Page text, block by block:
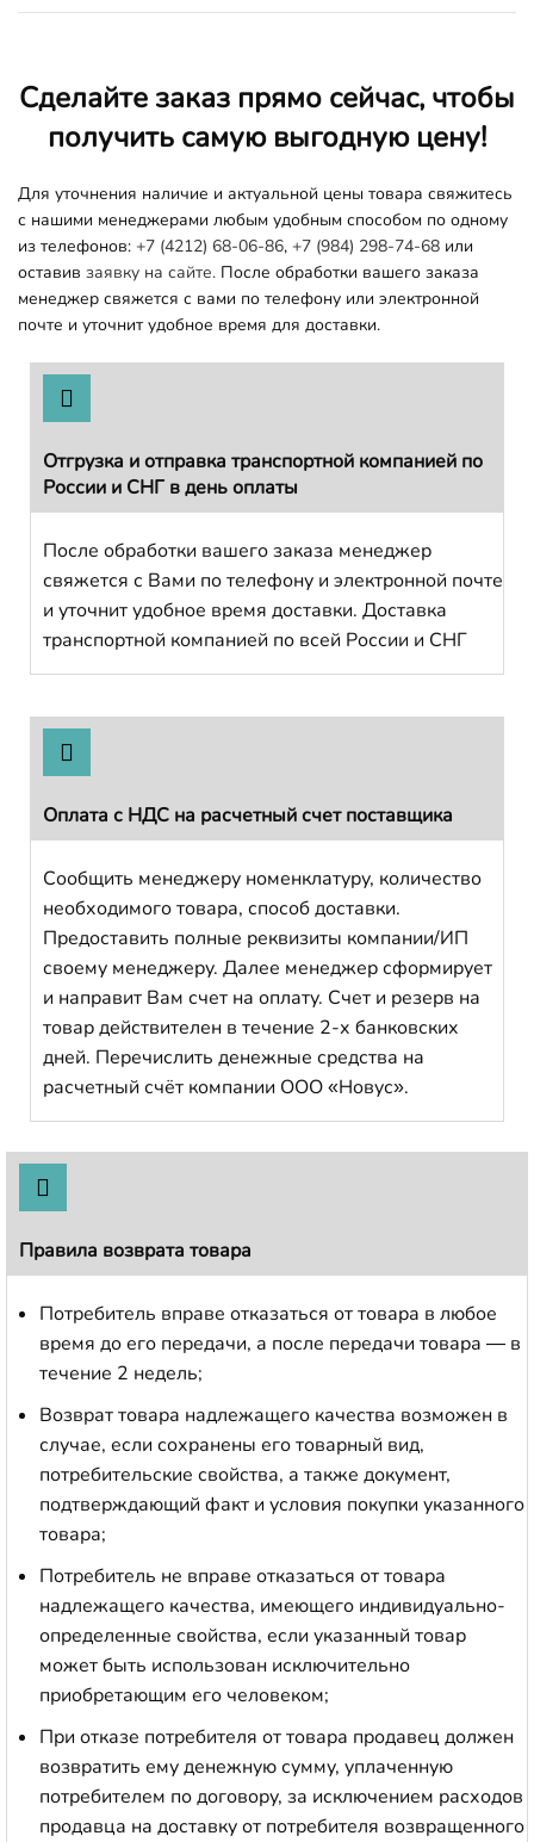
Сделайте заказ прямо сейчас, чтобы
получить самую выгодную цену!
Для уточнения наличие и актуальной цены товара свяжитесь
с нашими менеджерами любым удобным способом по одному
из телефонов: +7 (4212) 68-06-86, +7 (984) 298-74-68 или
оставив заявку на сайте. После обработки вашего заказа
менеджер свяжется с вами по телефону или электронной
почте и уточнит удобное время для доставки.
Отгрузка и отправка транспортной компанией по
России и СНГ в день оплаты
После обработки вашего заказа менеджер
свяжется с Вами по телефону и электронной почте
и уточнит удобное время доставки. Доставка
транспортной компанией по всей России и СНГ
Оплата с НДС на расчетный счет поставщика
Сообщить менеджеру номенклатуру, количество
необходимого товара, способ доставки.
Предоставить полные реквизиты компании/ИП
своему менеджеру. Далее менеджер сформирует
и направит Вам счет на оплату. Счет и резерв на
товар действителен в течение 2-х банковских
дней. Перечислить денежные средства на
расчетный счёт компании ООО «Новус».
Правила возврата товара
Потребитель вправе отказаться от товара в любое
время до его передачи, а после передачи товара — в
течение 2 недель;
Возврат товара надлежащего качества возможен в
случае, если сохранены его товарный вид,
потребительские свойства, а также документ,
подтверждающий факт и условия покупки указанного
товара;
Потребитель не вправе отказаться от товара
надлежащего качества, имеющего индивидуально-
определенные свойства, если указанный товар
может быть использован исключительно
приобретающим его человеком;
При отказе потребителя от товара продавец должен
возвратить ему денежную сумму, уплаченную
потребителем по договору, за исключением расходов
продавца на доставку от потребителя возвращенного